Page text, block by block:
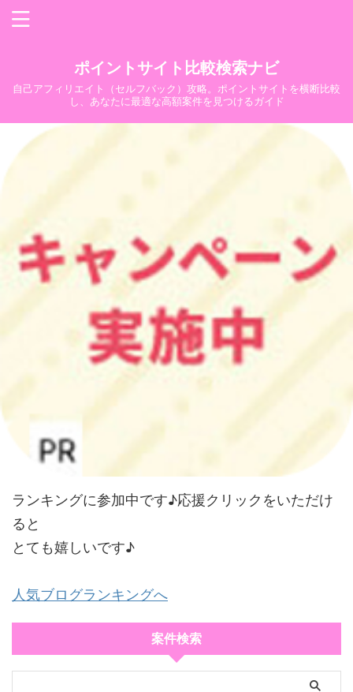
ポイントサイト比較検索ナビ
自己アフィリエイト（セルフバック）攻略。ポイントサイトを横断比較
し、あなたに最適な高額案件を見つけるガイド
ランキングに参加中です♪応援クリックをいただけ
ると
とても嬉しいです♪
人気ブログランキングへ
案件検索